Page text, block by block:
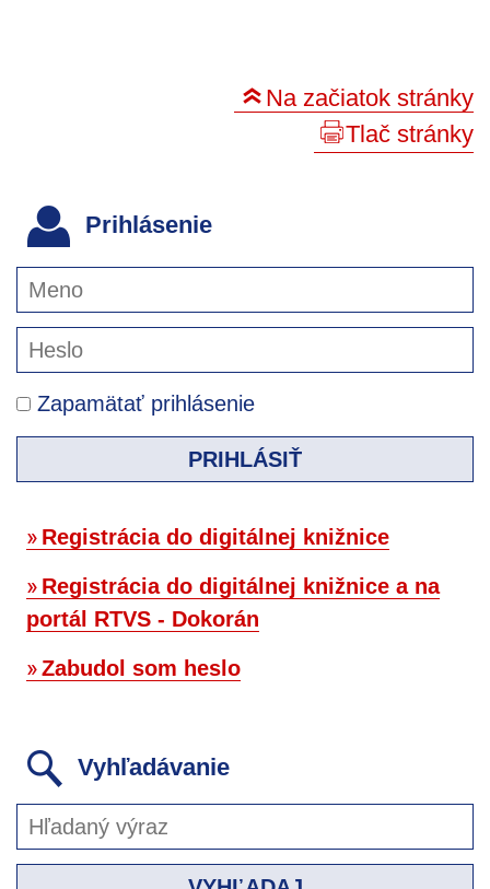
Na začiatok stránky
Tlač stránky
Prihlásenie
Zapamätať prihlásenie
PRIHLÁSIŤ
Registrácia do digitálnej knižnice
Registrácia do digitálnej knižnice a na
portál RTVS - Dokorán
Zabudol som heslo
Vyhľadávanie